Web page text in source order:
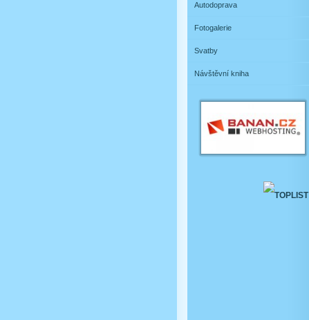
Autodoprava
Fotogalerie
Svatby
Návštěvní kniha